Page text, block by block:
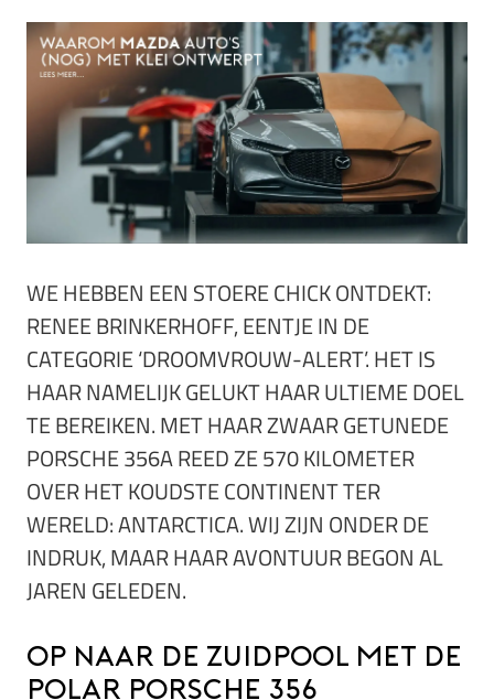
WE HEBBEN EEN STOERE CHICK ONTDEKT:
RENEE BRINKERHOFF, EENTJE IN DE
CATEGORIE ‘DROOMVROUW-ALERT’. HET IS
HAAR NAMELIJK GELUKT HAAR ULTIEME DOEL
TE BEREIKEN. MET HAAR ZWAAR GETUNEDE
PORSCHE 356A REED ZE 570 KILOMETER
OVER HET KOUDSTE CONTINENT TER
WERELD: ANTARCTICA. WIJ ZIJN ONDER DE
INDRUK, MAAR HAAR AVONTUUR BEGON AL
JAREN GELEDEN.
Op naar de Zuidpool met de
Polar Porsche 356